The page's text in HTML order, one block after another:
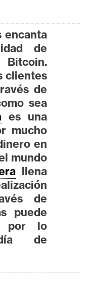
encanta
de
clientes
de
sea
es una
mucho
en
mundo
llena
de
puede
por lo
de